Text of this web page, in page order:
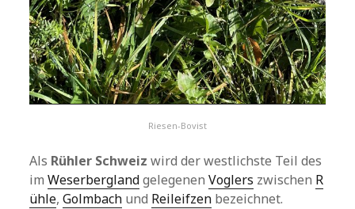
Riesen-Bovist
Als Rühler Schweiz wird der westlichste Teil des
imWeserberglandgelegenenVoglers zwischen R
ühle,Golmbach und Reileifzen bezeichnet.